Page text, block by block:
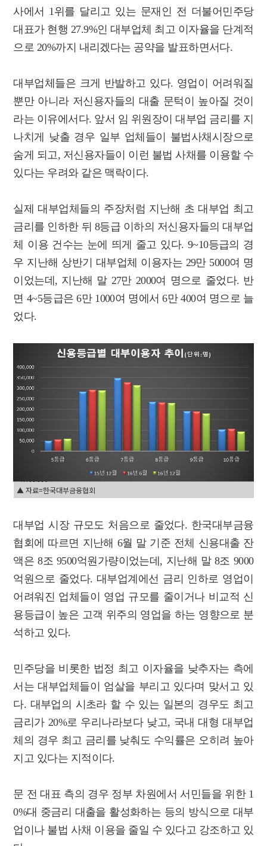
사에서 1위를 달리고 있는 문재인 전 더불어민주당
대표가 현행 27.9%인 대부업체 최고 이자율을 단계적
으로 20%까지 내리겠다는 공약을 발표하면서다.
대부업체들은 크게 반발하고 있다. 영업이 어려워질
뿐만 아니라 저신용자들의 대출 문턱이 높아질 것이
라는 이유에서다. 앞서 임 위원장이 대부업 금리를 지
나치게 낮출 경우 일부 업체들이 불법사채시장으로
숨게 되고, 저신용자들이 이런 불법 사채를 이용할 수
있다는 우려와 같은 맥락이다.
실제 대부업체들의 주장처럼 지난해 초 대부업 최고
금리를 인하한 뒤 8등급 이하의 저신용자들의 대부업
체 이용 건수는 눈에 띄게 줄고 있다. 9~10등급의 경
우 지난해 상반기 대부업체 이용자는 29만 5000여 명
이었는데, 지난해 말 27만 2000여 명으로 줄었다. 반
면 4~5등급은 6만 1000여 명에서 6만 400여 명으로 늘
었다.
▲ 자료=한국대부금융협회
대부업 시장 규모도 처음으로 줄었다. 한국대부금융
협회에 따르면 지난해 6월 말 기준 전체 신용대출 잔
액은 8조 9500억원가량이었는데, 지난해 말 8조 9000
억원으로 줄었다. 대부업계에선 금리 인하로 영업이
어려워진 업체들이 영업 규모를 줄이거나 비교적 신
용등급이 높은 고객 위주의 영업을 하는 영향으로 분
석하고 있다.
민주당을 비롯한 법정 최고 이자율을 낮추자는 측에
서는 대부업체들이 엄살을 부리고 있다며 맞서고 있
다. 대부업의 시초라 할 수 있는 일본의 경우도 최고
금리가 20%로 우리나라보다 낮고, 국내 대형 대부업
체의 경우 최고 금리를 낮춰도 수익률은 오히려 높아
지고 있다는 지적이다.
문 전 대표 측의 경우 정부 차원에서 서민들을 위한 1
0%대 중금리 대출을 활성화하는 등의 방식으로 대부
업이나 불법 사채 이용을 줄일 수 있다고 강조하고 있